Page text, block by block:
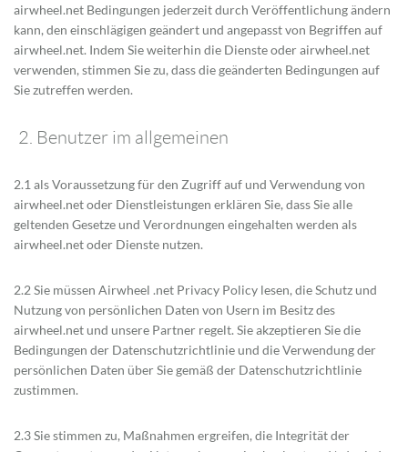
airwheel.net Bedingungen jederzeit durch Veröffentlichung ändern
kann, den einschlägigen geändert und angepasst von Begriffen auf
airwheel.net. Indem Sie weiterhin die Dienste oder airwheel.net
verwenden, stimmen Sie zu, dass die geänderten Bedingungen auf
Sie zutreffen werden.
2. Benutzer im allgemeinen
2.1 als Voraussetzung für den Zugriff auf und Verwendung von
airwheel.net oder Dienstleistungen erklären Sie, dass Sie alle
geltenden Gesetze und Verordnungen eingehalten werden als
airwheel.net oder Dienste nutzen.
2.2 Sie müssen Airwheel .net Privacy Policy lesen, die Schutz und
Nutzung von persönlichen Daten von Usern im Besitz des
airwheel.net und unsere Partner regelt. Sie akzeptieren Sie die
Bedingungen der Datenschutzrichtlinie und die Verwendung der
persönlichen Daten über Sie gemäß der Datenschutzrichtlinie
zustimmen.
2.3 Sie stimmen zu, Maßnahmen ergreifen, die Integrität der